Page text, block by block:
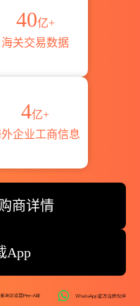
40亿+
海关交易数据
4亿+
企业工商信息
商详情
App